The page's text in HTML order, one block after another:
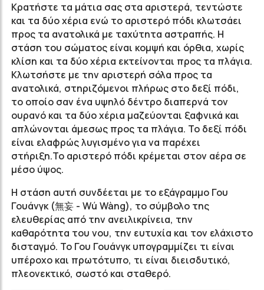
Κρατήστε τα μάτια σας στα αριστερά, τεντώστε
και τα δύο χέρια ενώ το αριστερό πόδι κλωτσάει
προς τα ανατολικά με ταχύτητα αστραπής. Η
στάση του σώματος είναι κομψή και όρθια, χωρίς
κλίση και τα δύο χέρια εκτείνονται προς τα πλάγια.
Κλωτσήστε με την αριστερή σόλα προς τα
ανατολικά, στηριζόμενοι πλήρως στο δεξί πόδι,
το οποίο σαν ένα υψηλό δέντρο διαπερνά τον
ουρανό και τα δύο χέρια μαζεύονται ξαφνικά και
απλώνονται άμεσως προς τα πλάγια. Το δεξί πόδι
είναι ελαφρώς λυγισμένο για να παρέχει
στήριξη.Το αριστερό πόδι κρέμεται στον αέρα σε
μέσο ύψος.
Η στάση αυτή συνδέεται με το εξάγραμμο Γου
Γουάνγκ (無妄 - Wú Wàng), το σύμβολο της
ελευθερίας από την ανειλικρίνεια, την
καθαρότητα του νου, την ευτυχία και τον ελάχιστο
δισταγμό. Το Γου Γουάνγκ υπογραμμίζει τι είναι
υπέροχο και πρωτότυπο, τι είναι διεισδυτικό,
πλεονεκτικό, σωστό και σταθερό.